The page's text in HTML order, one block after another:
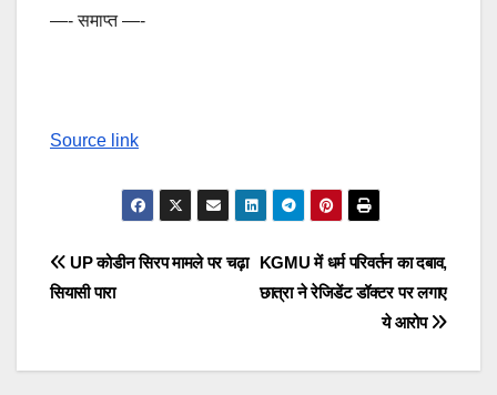
—- समाप्त —-
Source link
Post
KGMU में धर्म परिवर्तन का दबाव,
छात्रा ने रेजिडेंट डॉक्टर पर लगाए
ये आरोप
UP कोडीन सिरप मामले पर चढ़ा
सियासी पारा